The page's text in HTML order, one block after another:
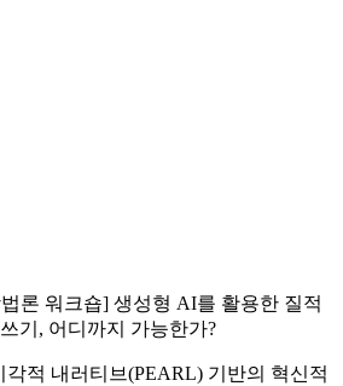
론 워크숍] 생성형 AI를 활용한 질적
기, 어디까지 가능한가?
각적 내러티브(PEARL) 기반의 혁신적